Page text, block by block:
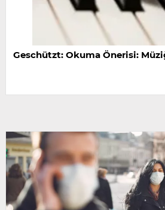
Geschützt: Okuma Önerisi: